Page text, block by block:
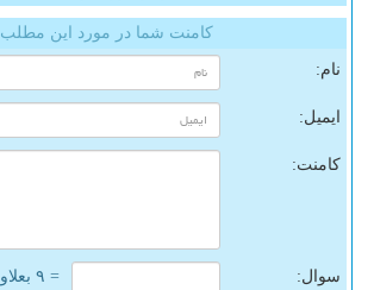
کامنت شما در مورد این مطلب
نام:
ایمیل:
کامنت:
سوال: = ۹ بعلاوه ۲